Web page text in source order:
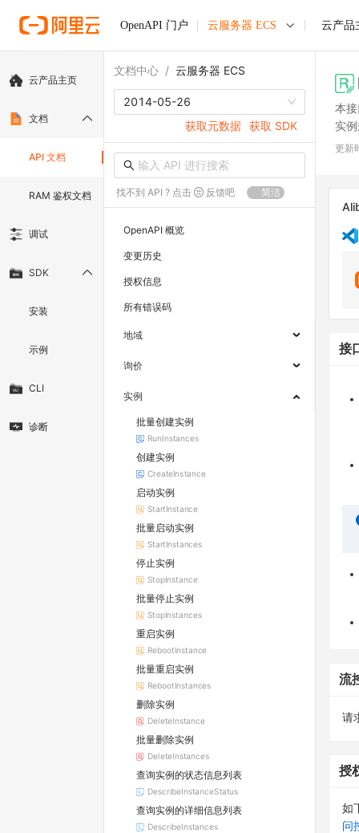
OpenAPI 门户 云服务器 ECS 云产品
云产品主页
文档
API 文档
RAM 鉴权文档
调试
SDK
安装
示例
CLI
诊断
文档中心 / 云服务器 ECS
2014-05-26
获取元数据 获取 SDK
找不到 API ? 点击 反馈吧 简洁
OpenAPI 概览
变更历史
授权信息
所有错误码
地域
询价
实例
批量创建实例
RunInstances
创建实例
CreateInstance
启动实例
StartInstance
批量启动实例
StartInstances
停止实例
StopInstance
批量停止实例
StopInstances
重启实例
RebootInstance
批量重启实例
RebootInstances
删除实例
DeleteInstance
批量删除实例
DeleteInstances
查询实例的状态信息列表
DescribeInstanceStatus
查询实例的详细信息列表
DescribeInstances
本
实
更新
接
流
请
授
如
问